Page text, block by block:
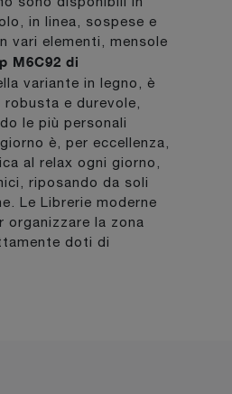
in linea, sospese e
vari elementi, mensole
M6C92 di
variante in legno, è
e durevole,
le più personali
è, per eccellenza,
al relax ogni giorno,
riposando da soli
Le Librerie moderne
organizzare la zona
doti di